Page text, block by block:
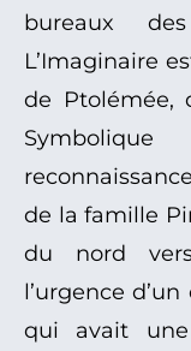
bureaux
L’Imaginaire
de Ptolémée,
de la famille
du nord
l’urgence
qui avait